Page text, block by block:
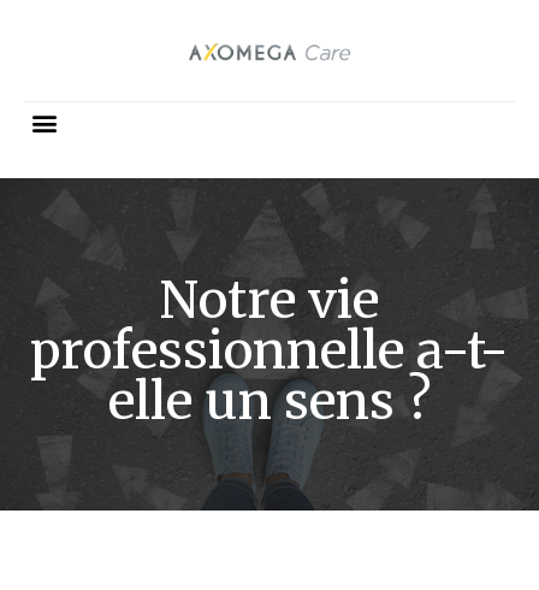
Notre vie
professionnelle a-t-
elle un sens ?